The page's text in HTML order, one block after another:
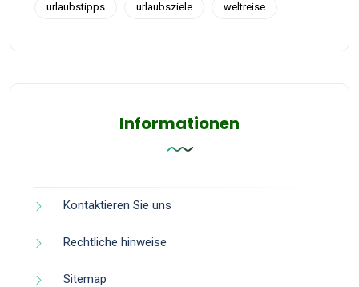
urlaubstipps urlaubsziele weltreise
Informationen
Kontaktieren Sie uns
Rechtliche hinweise
Sitemap